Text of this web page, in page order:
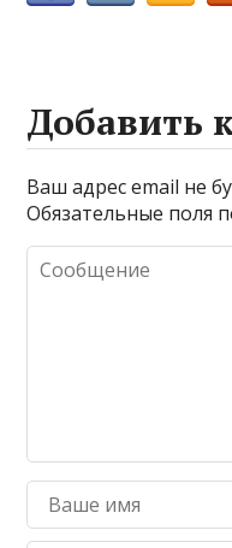
Добавить
Ваш адрес email не
Обязательные поля